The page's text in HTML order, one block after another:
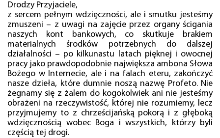
Drodzy Przyjaciele,
z sercem pełnym wdzięczności, ale i smutku jesteśmy
zmuszeni – z uwagi na zajęcie przez organy ścigania
naszych kont bankowych, co skutkuje brakiem
materialnych środków potrzebnych do dalszej
działalności – po kilkunastu latach pięknej i owocnej
pracy jako prawdopodobnie największa ambona Słowa
Bożego w Internecie, ale i na falach eteru, zakończyć
nasze dzieła, które dumnie noszą nazwę Profeto. Nie
żegnamy się z żalem do kogokolwiek ani nie jesteśmy
obrażeni na rzeczywistość, której nie rozumiemy, lecz
przyjmujemy to z chrześcijańską pokorą i z głęboką
wdzięcznością wobec Boga i wszystkich, którzy byli
częścią tej drogi.